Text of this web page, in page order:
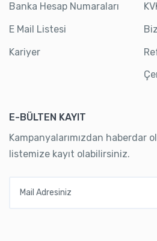
Banka Hesap Numaraları
E Mail Listesi
Kariyer
E-BÜLTEN KAYIT
Kampanyalarımızdan haberdar
listemize kayıt olabilirsiniz.